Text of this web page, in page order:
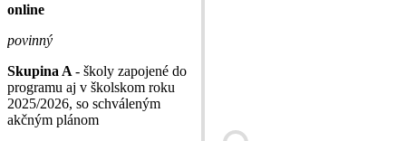
online
povinný
Skupina A - školy zapojené do
programu aj v školskom roku
2025/2026, so schváleným
akčným plánom